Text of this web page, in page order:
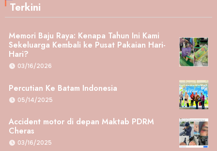
Terkini
Memori Baju Raya: Kenapa Tahun Ini Kami
Sekeluarga Kembali ke Pusat Pakaian Hari-
Hari?
03/16/2026
Percutian Ke Batam Indonesia
05/14/2025
Accident motor di depan Maktab PDRM
Cheras
03/16/2025